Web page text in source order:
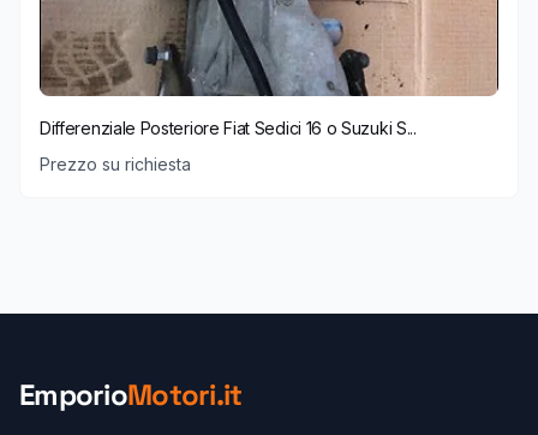
Differenziale Posteriore Fiat Sedici 16 o Suzuki S...
Prezzo su richiesta
EmporioMotori.it